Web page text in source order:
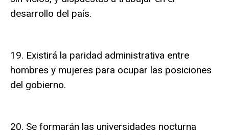
desarrollo del país.
19. Existirá la paridad administrativa entre
hombres y mujeres para ocupar las posiciones
del gobierno.
20. Se formarán las universidades nocturna